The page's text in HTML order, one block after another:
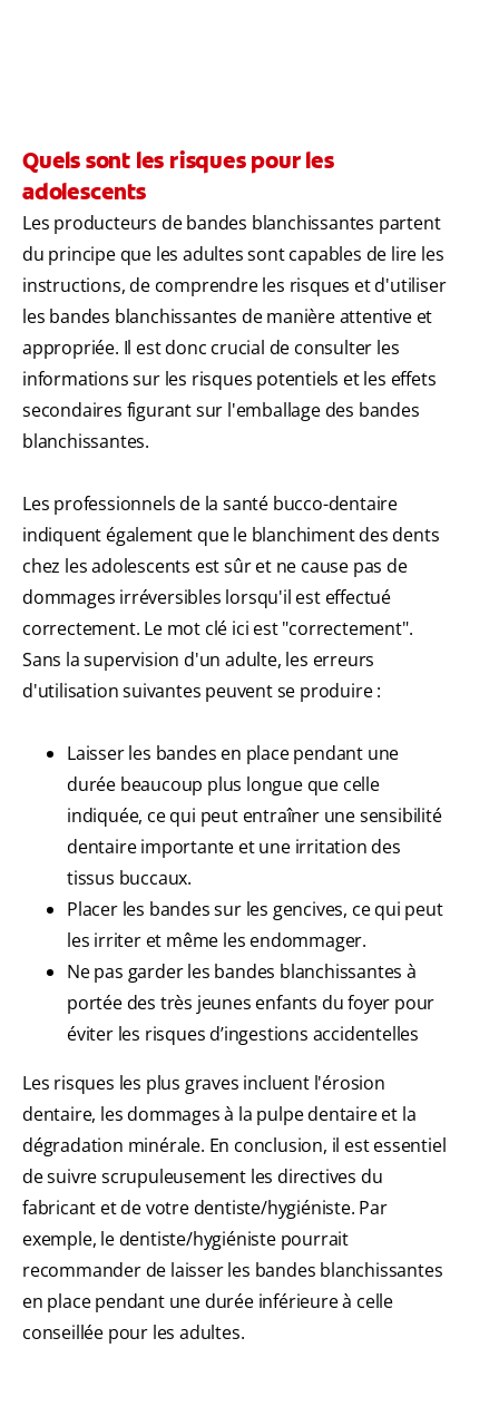
Quels sont les risques pour les
adolescents
Les producteurs de bandes blanchissantes partent
du principe que les adultes sont capables de lire les
instructions, de comprendre les risques et d'utiliser
les bandes blanchissantes de manière attentive et
appropriée. Il est donc crucial de consulter les
informations sur les risques potentiels et les effets
secondaires figurant sur l'emballage des bandes
blanchissantes.
Les professionnels de la santé bucco-dentaire
indiquent également que le blanchiment des dents
chez les adolescents est sûr et ne cause pas de
dommages irréversibles lorsqu'il est effectué
correctement. Le mot clé ici est "correctement".
Sans la supervision d'un adulte, les erreurs
d'utilisation suivantes peuvent se produire :
Laisser les bandes en place pendant une
durée beaucoup plus longue que celle
indiquée, ce qui peut entraîner une sensibilité
dentaire importante et une irritation des
tissus buccaux.
Placer les bandes sur les gencives, ce qui peut
les irriter et même les endommager.
Ne pas garder les bandes blanchissantes à
portée des très jeunes enfants du foyer pour
éviter les risques d’ingestions accidentelles
Les risques les plus graves incluent l'érosion
dentaire, les dommages à la pulpe dentaire et la
dégradation minérale. En conclusion, il est essentiel
de suivre scrupuleusement les directives du
fabricant et de votre dentiste/hygiéniste. Par
exemple, le dentiste/hygiéniste pourrait
recommander de laisser les bandes blanchissantes
en place pendant une durée inférieure à celle
conseillée pour les adultes.